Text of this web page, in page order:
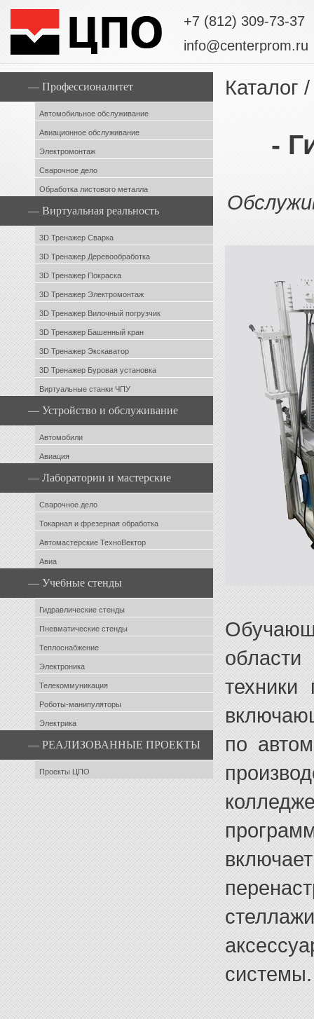
+7 (812) 309-73-37
info@centerprom.ru
— Профессионалитет
Автомобильное обслуживание
Авиационное обслуживание
Электромонтаж
Сварочное дело
Обработка листового металла
— Виртуальная реальность
3D Тренажер Сварка
3D Тренажер Деревообработка
3D Тренажер Покраска
3D Тренажер Электромонтаж
3D Тренажер Вилочный погрузчик
3D Тренажер Башенный кран
3D Тренажер Экскаватор
3D Тренажер Буровая установка
Виртуальные станки ЧПУ
— Устройство и обслуживание
Автомобили
Авиация
— Лаборатории и мастерские
Сварочное дело
Токарная и фрезерная обработка
Автомастерские ТехноВектор
Авиа
— Учебные стенды
Гидравлические стенды
Пневматические стенды
Теплоснабжение
Электроника
Телекоммуникация
Роботы-манипуляторы
Электрика
— РЕАЛИЗОВАННЫЕ ПРОЕКТЫ
Проекты ЦПО
Каталог /
-
техники
по
системы.